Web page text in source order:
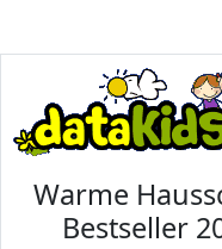
Warme
Bestseller